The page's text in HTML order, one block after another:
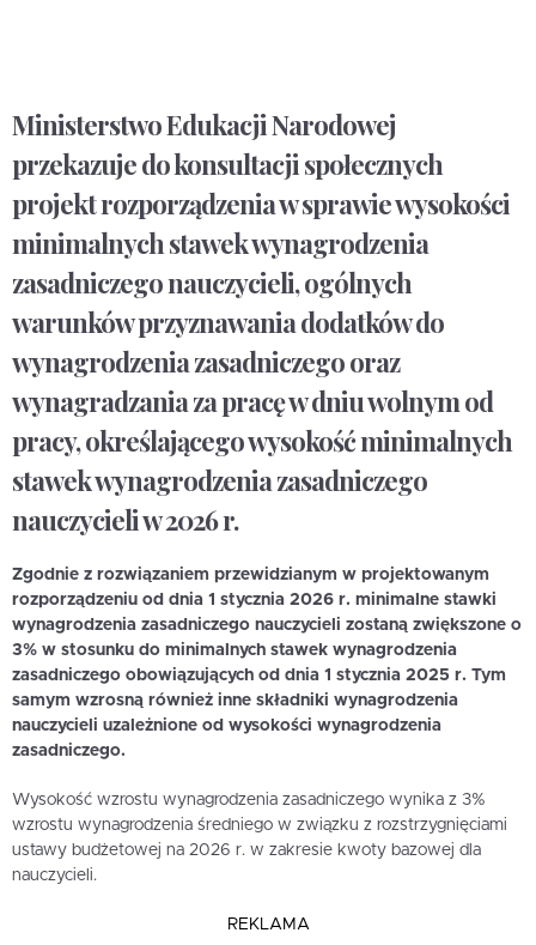
Ministerstwo Edukacji Narodowej
przekazuje do konsultacji społecznych
projekt rozporządzenia w sprawie wysokości
minimalnych stawek wynagrodzenia
zasadniczego nauczycieli, ogólnych
warunków przyznawania dodatków do
wynagrodzenia zasadniczego oraz
wynagradzania za pracę w dniu wolnym od
pracy, określającego wysokość minimalnych
stawek wynagrodzenia zasadniczego
nauczycieli w 2026 r.
Zgodnie z rozwiązaniem przewidzianym w projektowanym
rozporządzeniu od dnia 1 stycznia 2026 r. minimalne stawki
wynagrodzenia zasadniczego nauczycieli zostaną zwiększone o
3% w stosunku do minimalnych stawek wynagrodzenia
zasadniczego obowiązujących od dnia 1 stycznia 2025 r. Tym
samym wzrosną również inne składniki wynagrodzenia
nauczycieli uzależnione od wysokości wynagrodzenia
zasadniczego.
Wysokość wzrostu wynagrodzenia zasadniczego wynika z 3%
wzrostu wynagrodzenia średniego w związku z rozstrzygnięciami
ustawy budżetowej na 2026 r. w zakresie kwoty bazowej dla
nauczycieli.
REKLAMA